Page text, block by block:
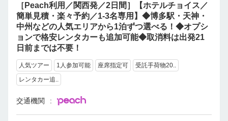
［Peach利用／関西発／2日間］【ホテルチョイス／
簡単見積・楽々予約／1-3名専用】◆博多駅・天神・
中州などの人気エリアから1泊ずつ選べる！◆オプシ
ョンで格安レンタカーも追加可能◆取消料は出発21
日前までは不要！
人気ツアー 1人参加可能 座席指定可
受託手荷物20..
レンタカー追..
交通機関